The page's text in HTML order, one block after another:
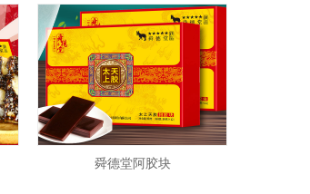
舜德堂阿胶块